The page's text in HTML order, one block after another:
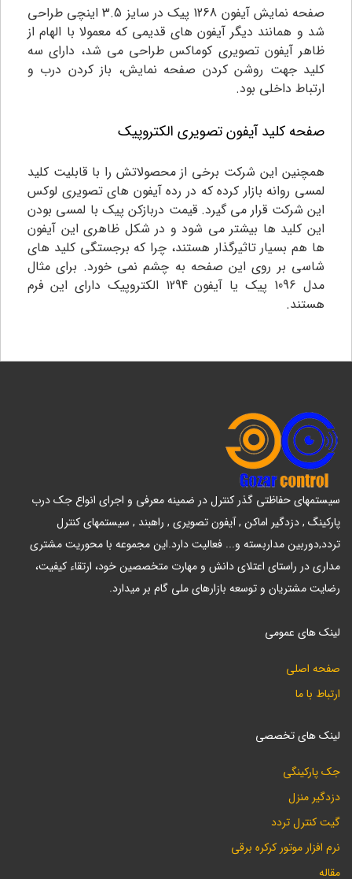
صفحه نمایش آیفون 1268 پیک در سایز 3.5 اینچی طراحی
شد و همانند دیگر آیفون های قدیمی که معمولا با الهام از
ظاهر آیفون تصویری کوماکس طراحی می شد، دارای سه
کلید جهت روشن کردن صفحه نمایش، باز کردن درب و
ارتباط داخلی بود.
صفحه کلید آیفون تصویری الکتروپیک
همچنین این شرکت برخی از محصولاتش را با قابلیت کلید
لمسی روانه بازار کرده که در رده آیفون های تصویری لوکس
این شرکت قرار می گیرد. قیمت دربازکن پیک با لمسی بودن
این کلید ها بیشتر می شود و در شکل ظاهری این آیفون
ها هم بسیار تاثیرگذار هستند، چرا که برجستگی کلید های
شاسی بر روی این صفحه به چشم نمی خورد. برای مثال
مدل 1096 پیک یا آیفون 1294 الکتروپیک دارای این فرم
هستند.
سیستمهای حفاظتی گذر کنترل در ضمینه معرفی و اجرای انواع جک درب
پارکینگ , دزدگیر اماکن , آیفون تصویری , راهبند , سیستمهای کنترل
تردد,دوربین مداربسته و... فعالیت دارد.این مجموعه با محوریت مشتری
مداری در راستای اعتلای دانش و مهارت متخصصین خود، ارتقاء کیفیت،
رضایت مشتریان و توسعه بازارهای ملی گام بر میدارد.
لینک های عمومی
صفحه اصلی
ارتباط با ما
لینک های تخصصی
جک پارکینگی
دزدگیر منزل
گیت کنترل تردد
نرم افزار موتور کرکره برقی
مقاله